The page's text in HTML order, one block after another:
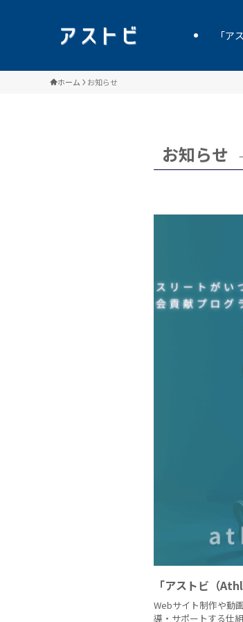
「
ホーム お知らせ
お知らせ
「アストビ（
Webサイト制作や動
導・サポートする仕